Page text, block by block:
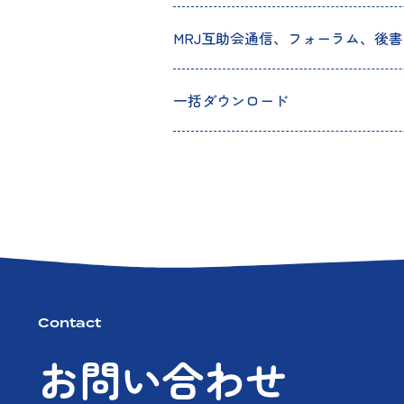
MRJ互助会通信、フォーラム、後
一括ダウンロード
Contact
お問い合わせ